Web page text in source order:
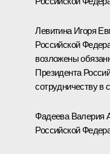
ЛевитинаИгоря
Российской
возложены
Президента
сотрудничеству в
ФадееваВалерия
Российской